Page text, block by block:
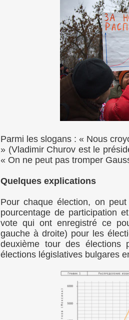
Parmi les slogans : « Nous
» (Vladimir Churov est le
« On ne peut pas tromper
Quelques explications
Pour chaque élection, on
pourcentage de participation
vote qui ont enregistré ce
gauche à droite) pour les
deuxième tour des élections
élections législatives bulgares